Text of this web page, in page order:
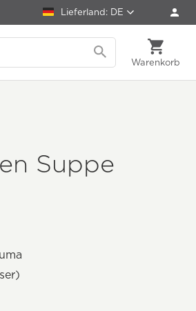
Lieferland: DE
Warenkorb
Suppe